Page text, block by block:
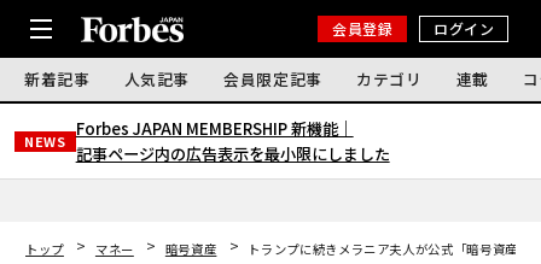
会員登録 ログイン
新着記事 人気記事 会員限定記事 カテゴリ 連載
NEWS
Forbes JAPAN MEMBERSHIP 新機能｜
記事ページ内の広告表示を最小限にしました
トップ マネー 暗号資産
トランプに続きメラニア夫人が公式「暗号資産」